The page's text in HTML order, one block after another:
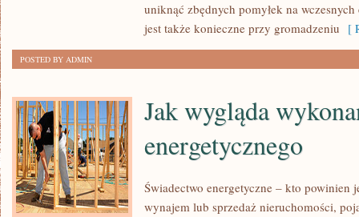
uniknąć zbędnych pomyłek na
jest także konieczne przy gromadzeniu [
POSTED BY ADMIN
Jak wygląda
energetycznego
Świadectwo energetyczne – kto powinien
wynajem lub sprzedaż nieruchomości,